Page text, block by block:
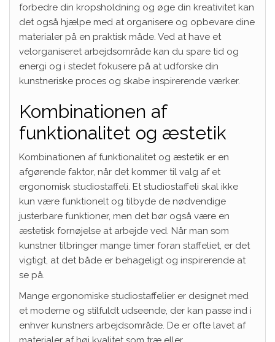
forbedre din kropsholdning og øge din kreativitet kan
det også hjælpe med at organisere og opbevare dine
materialer på en praktisk måde. Ved at have et
velorganiseret arbejdsområde kan du spare tid og
energi og i stedet fokusere på at udforske din
kunstneriske proces og skabe inspirerende værker.
Kombinationen af
funktionalitet og æstetik
Kombinationen af funktionalitet og æstetik er en
afgørende faktor, når det kommer til valg af et
ergonomisk studiostaffeli. Et studiostaffeli skal ikke
kun være funktionelt og tilbyde de nødvendige
justerbare funktioner, men det bør også være en
æstetisk fornøjelse at arbejde ved. Når man som
kunstner tilbringer mange timer foran staffeliet, er det
vigtigt, at det både er behageligt og inspirerende at
se på.
Mange ergonomiske studiostaffelier er designet med
et moderne og stilfuldt udseende, der kan passe ind i
enhver kunstners arbejdsområde. De er ofte lavet af